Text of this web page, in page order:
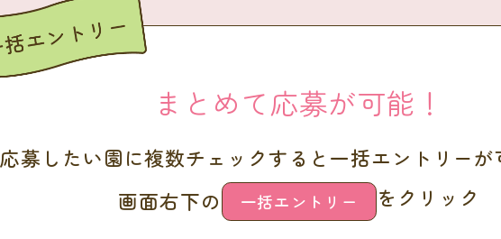
まとめて応募が可能！
応募したい園に複数チェックすると一括エントリーが
画面右下の
一括エントリー をクリック